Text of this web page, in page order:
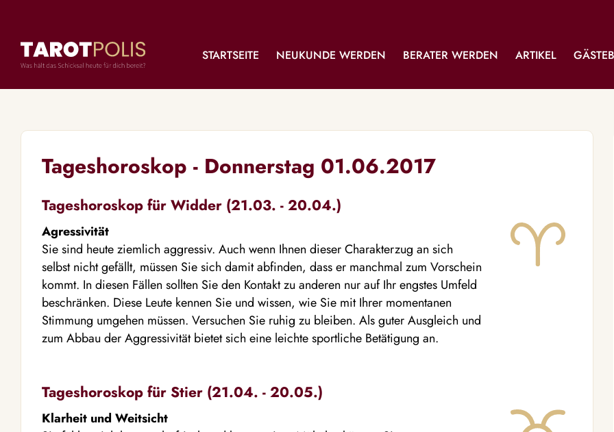
STARTSEITE NEUKUNDE WERDEN BERATER WERDEN ARTIKEL
Tageshoroskop - Donnerstag 01.06.2017
Tageshoroskop für Widder (21.03. - 20.04.)
Agressivität
Sie sind heute ziemlich aggressiv. Auch wenn Ihnen dieser Charakterzug an sich
selbst nicht gefällt, müssen Sie sich damit abfinden, dass er manchmal zum Vorschein
kommt. In diesen Fällen sollten Sie den Kontakt zu anderen nur auf Ihr engstes Umfeld
beschränken. Diese Leute kennen Sie und wissen, wie Sie mit Ihrer momentanen
Stimmung umgehen müssen. Versuchen Sie ruhig zu bleiben. Als guter Ausgleich und
zum Abbau der Aggressivität bietet sich eine leichte sportliche Betätigung an.
Tageshoroskop für Stier (21.04. - 20.05.)
Klarheit und Weitsicht